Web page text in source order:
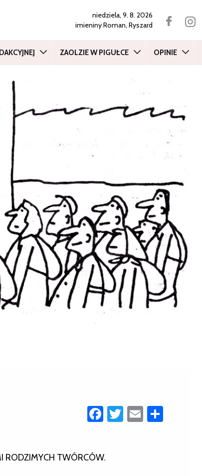
niedziela, 9. 8. 2026
imieninyRoman, Ryszard
ZAOLZIE W PIGUŁCE OPINIE
Facebook
Twitter
Email
RODZIMYCH TWÓRCÓW.